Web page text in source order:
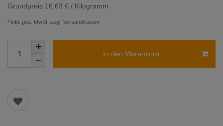
Grundpreis 16,63 € / Kilogramm
* inkl. ges. MwSt. zzgl. Versandkosten
In den Warenkorb